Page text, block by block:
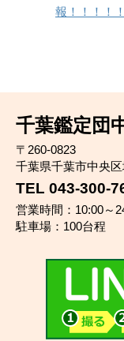
報！！！！
千葉鑑定団
〒260-0823
千葉県千葉市中央
TEL 043-300-
営業時間：10:00～
駐車場：100台程